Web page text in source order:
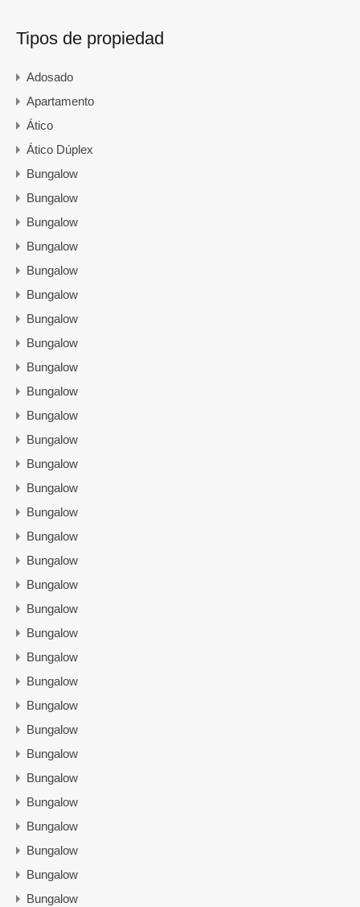
Tipos de propiedad
Adosado
Apartamento
Ático
Ático Dúplex
Bungalow
Bungalow
Bungalow
Bungalow
Bungalow
Bungalow
Bungalow
Bungalow
Bungalow
Bungalow
Bungalow
Bungalow
Bungalow
Bungalow
Bungalow
Bungalow
Bungalow
Bungalow
Bungalow
Bungalow
Bungalow
Bungalow
Bungalow
Bungalow
Bungalow
Bungalow
Bungalow
Bungalow
Bungalow
Bungalow
Bungalow